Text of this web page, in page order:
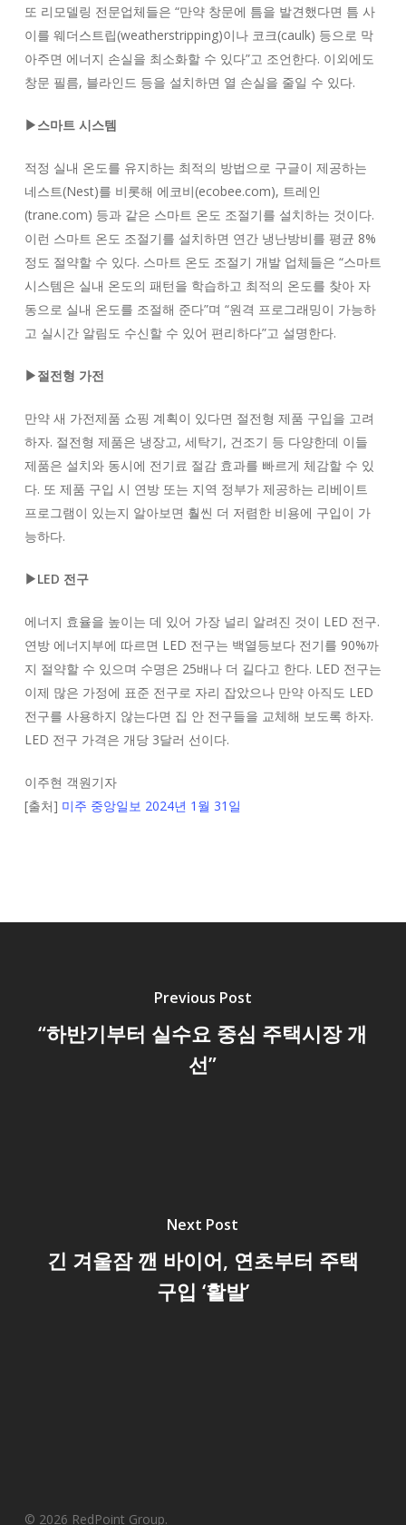
또 리모델링 전문업체들은 “만약 창문에 틈을 발견했다면 틈 사
이를 웨더스트립(weatherstripping)이나 코크(caulk) 등으로 막
아주면 에너지 손실을 최소화할 수 있다”고 조언한다. 이외에도
창문 필름, 블라인드 등을 설치하면 열 손실을 줄일 수 있다.
▶스마트 시스템
적정 실내 온도를 유지하는 최적의 방법으로 구글이 제공하는
네스트(Nest)를 비롯해 에코비(ecobee.com), 트레인
(trane.com) 등과 같은 스마트 온도 조절기를 설치하는 것이다.
이런 스마트 온도 조절기를 설치하면 연간 냉난방비를 평균 8%
정도 절약할 수 있다. 스마트 온도 조절기 개발 업체들은 “스마트
시스템은 실내 온도의 패턴을 학습하고 최적의 온도를 찾아 자
동으로 실내 온도를 조절해 준다”며 “원격 프로그래밍이 가능하
고 실시간 알림도 수신할 수 있어 편리하다”고 설명한다.
▶절전형 가전
만약 새 가전제품 쇼핑 계획이 있다면 절전형 제품 구입을 고려
하자. 절전형 제품은 냉장고, 세탁기, 건조기 등 다양한데 이들
제품은 설치와 동시에 전기료 절감 효과를 빠르게 체감할 수 있
다. 또 제품 구입 시 연방 또는 지역 정부가 제공하는 리베이트
프로그램이 있는지 알아보면 훨씬 더 저렴한 비용에 구입이 가
능하다.
▶LED 전구
에너지 효율을 높이는 데 있어 가장 널리 알려진 것이 LED 전구.
연방 에너지부에 따르면 LED 전구는 백열등보다 전기를 90%까
지 절약할 수 있으며 수명은 25배나 더 길다고 한다. LED 전구는
이제 많은 가정에 표준 전구로 자리 잡았으나 만약 아직도 LED
전구를 사용하지 않는다면 집 안 전구들을 교체해 보도록 하자.
LED 전구 가격은 개당 3달러 선이다.
이주현 객원기자
[출처] 미주 중앙일보 2024년 1월 31일
Previous Post
“하반기부터 실수요 중심 주택시장 개
선”
Next Post
긴 겨울잠 깬 바이어, 연초부터 주택
구입 ‘활발’
© 2026 RedPoint Group.